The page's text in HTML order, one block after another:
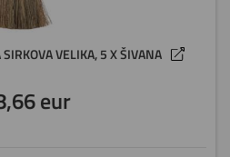
VELIKA, 5 X ŠIVANA
eur